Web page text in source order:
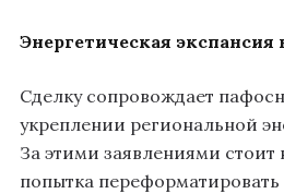
Энергетическая
Сделку сопровождает
укреплении региональной
За этими заявлениями стоит
попытка